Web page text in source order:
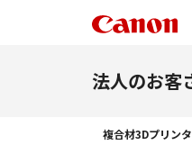
法人のお客
複合材3Dプリン